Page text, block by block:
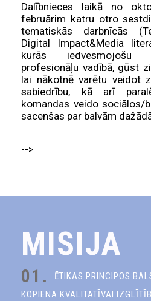
Dalībnieces laikā no
februārim katru otro
tematiskās darbnīcās
Digital Impact&Media
kurās iedvesmojošu
profesionāļu vadībā, gūst
lai nākotnē varētu veidot
sabiedrību, kā arī
komandas veido sociālos/
sacenšas par balvām
-->
MISIJA
01.
ĒTIKAS PRINCIPOS
KOPIENA KVALITATĪVAI